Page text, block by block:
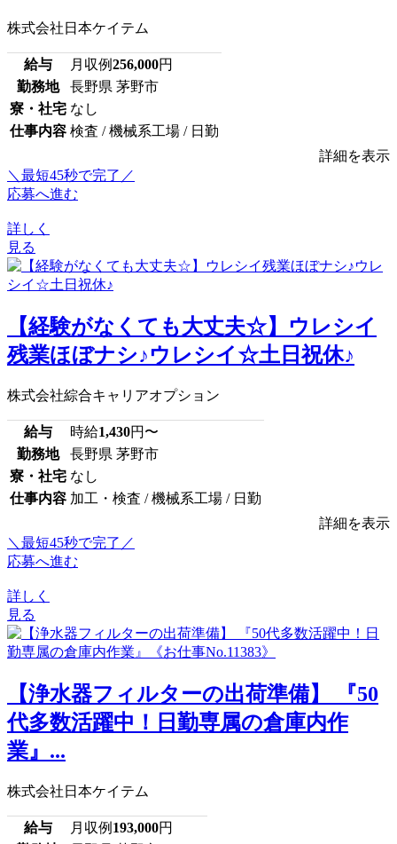
株式会社日本ケイテム
給与 月収例256,000円
勤務地
長野県 茅野市
寮・社宅 なし
仕事内容 検査 / 機械系工場 / 日勤
詳細を表示
＼最短45秒で完了／
応募へ進む
詳しく
見る
【経験がなくても大丈夫☆】ウレシイ
残業ほぼナシ♪ウレシイ☆土日祝休♪
株式会社綜合キャリアオプション
給与 時給1,430円〜
勤務地
長野県 茅野市
寮・社宅 なし
仕事内容 加工・検査 / 機械系工場 / 日勤
詳細を表示
＼最短45秒で完了／
応募へ進む
詳しく
見る
【浄水器フィルターの出荷準備】 『50
代多数活躍中！日勤専属の倉庫内作
業』...
株式会社日本ケイテム
給与 月収例 193,000円